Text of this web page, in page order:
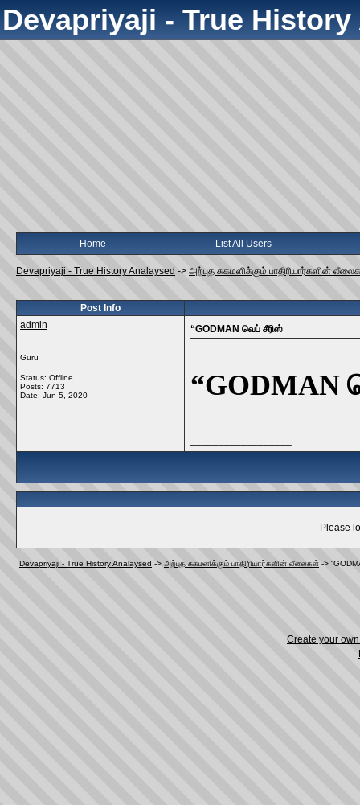
Devapriyaji - True
Home List All Users
Devapriyaji - True History Analaysed -> அற்புத சுகமளிக்கும் பாதிரியார்களின்
Post Info
admin
Guru
Status: Offline
Posts: 7713
Date: Jun 5, 2020
“GODMAN வெப் சீரிஸ்
“GODMAN
Please
Devapriyaji - True History Analaysed -> அற்புத சுகமளிக்கும் பாதிரியார்களின் லீலைகள் ->
Create your